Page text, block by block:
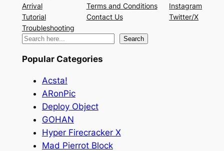
Arrival
Tutorial
Troubleshooting
Terms and Conditions
Contact Us
Instagram
Twitter/X
検
Search
Popular Categories
Acsta!
ARonPic
Deploy Object
GOHAN
Hyper Firecracker X
Mad Pierrot Block